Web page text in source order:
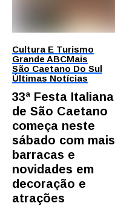
Cultura E Turismo
Grande ABCMais
São Caetano Do Sul
Últimas Notícias
33ª Festa Italiana
de São Caetano
começa neste
sábado com mais
barracas e
novidades em
decoração e
atrações